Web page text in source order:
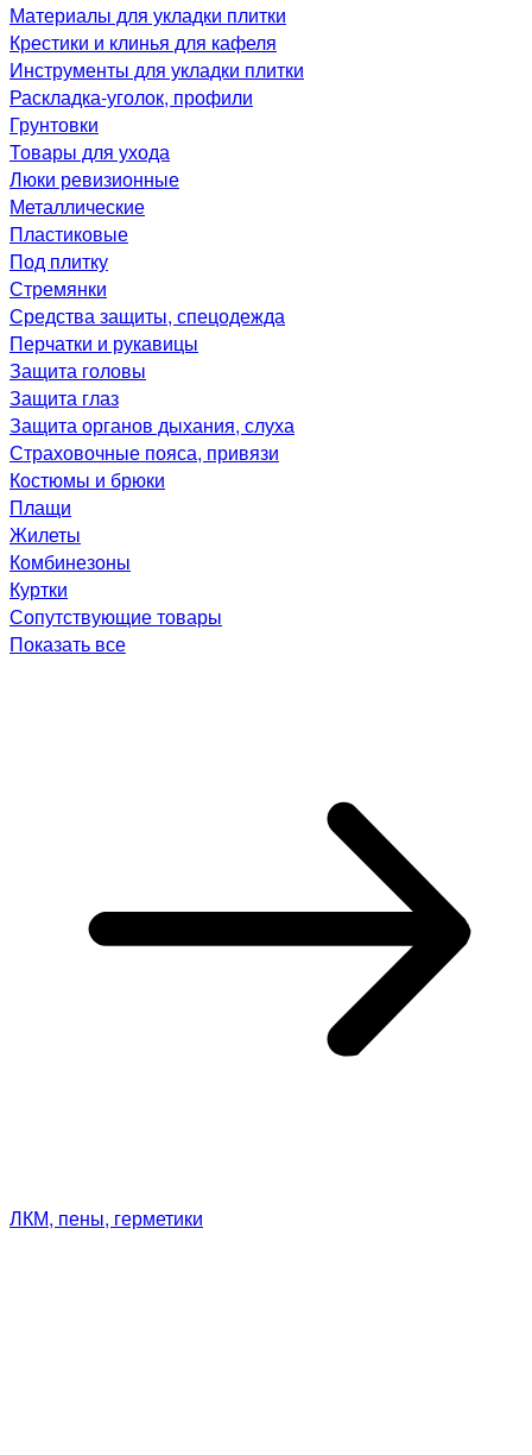
Материалы для укладки плитки
Крестики и клинья для кафеля
Инструменты для укладки плитки
Раскладка-уголок, профили
Грунтовки
Товары для ухода
Люки ревизионные
Металлические
Пластиковые
Под плитку
Стремянки
Средства защиты, спецодежда
Перчатки и рукавицы
Защита головы
Защита глаз
Защита органов дыхания, слуха
Страховочные пояса, привязи
Костюмы и брюки
Плащи
Жилеты
Комбинезоны
Куртки
Сопутствующие товары
Показать все
ЛКМ, пены, герметики